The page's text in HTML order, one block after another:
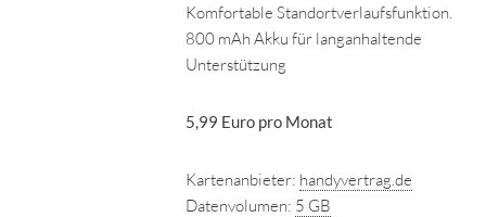
Komfortable Standortverlaufsfunktion.
800 mAh Akku für langanhaltende
Unterstützung
5,99 Euro pro Monat
Kartenanbieter: handyvertrag.de
Datenvolumen: 5 GB